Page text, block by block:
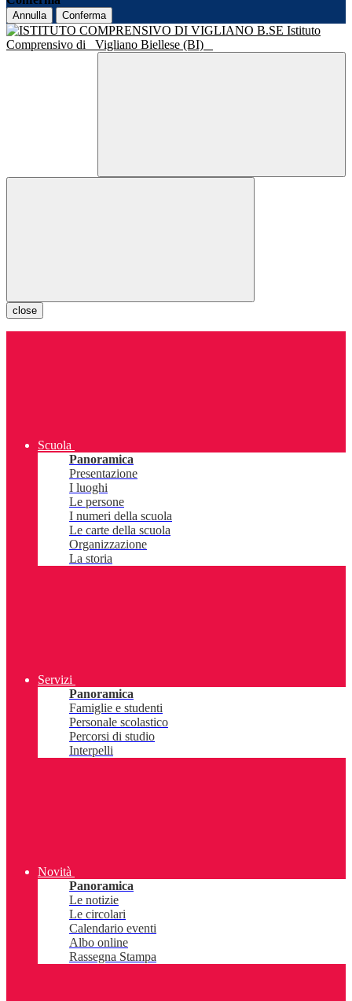
Annulla Conferma
Istituto
Comprensivo di
Vigliano Biellese (BI)
close
Scuola
Panoramica
Presentazione
I luoghi
Le persone
I numeri della scuola
Le carte della scuola
Organizzazione
La storia
Servizi
Panoramica
Famiglie e studenti
Personale scolastico
Percorsi di studio
Interpelli
Novità
Panoramica
Le notizie
Le circolari
Calendario eventi
Albo online
Rassegna Stampa